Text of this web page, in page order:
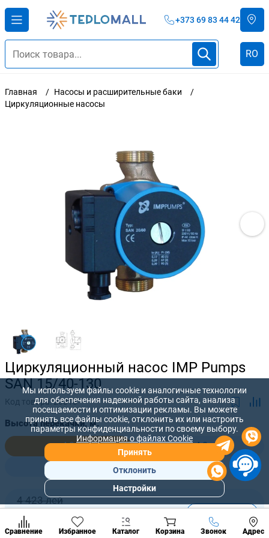
+373 69 83 44 42
RO
Главная
Насосы и расширительные баки
Циркуляционные насосы
Циркуляционный насос IMP Pumps
SAN 15/40-130
Код товара:26813
Высота перекачки, м:
4,0
4,0
4 423 лей
3 751лей - +
Сравнение Избранное Каталог Корзина Звонок Адрес
Позвонить
разделы
Мы используем файлы cookie и аналогичные технологии
для обеспечения надежной работы сайта, анализа
посещаемости и оптимизации рекламы. Вы можете
принять все файлы cookie, отклонить их или настроить
параметры конфиденциальности по своему выбору.
Информация о файлах Cookie
Принять
Отклонить
Настройки